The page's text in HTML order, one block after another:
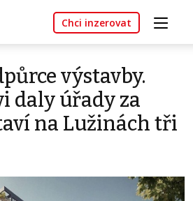
Chci inzerovat
výstavby.
daly úřady za
na Lužinách tři